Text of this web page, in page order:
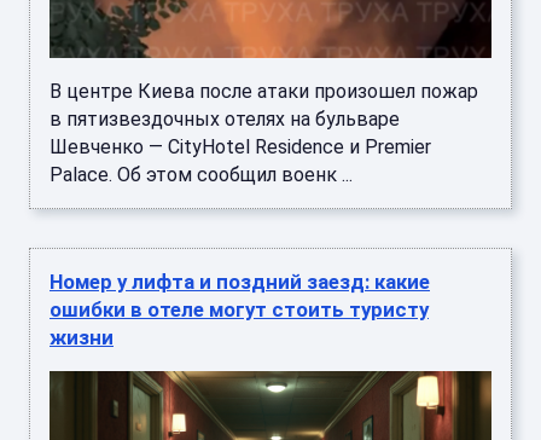
В центре Киева после атаки произошел пожар
в пятизвездочных отелях на бульваре
Шевченко — CityHotel Residence и Premier
Palace. Об этом сообщил военк ...
Номер у лифта и поздний заезд: какие
ошибки в отеле могут стоить туристу
жизни